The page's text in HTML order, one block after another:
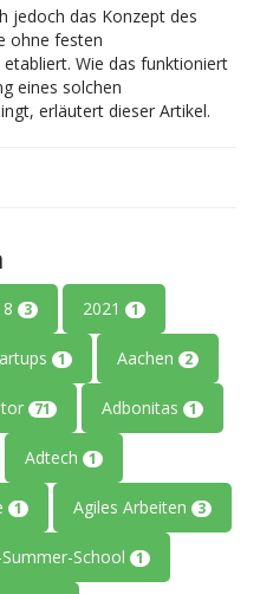
jedoch das Konzept des
ohne festen
Wie das funktioniert
eines solchen
erläutert dieser Artikel.
3 2021 1
1 Aachen 2
71 Adbonitas 1
Adtech 1
1 Agiles Arbeiten 3
School 1